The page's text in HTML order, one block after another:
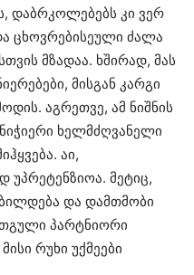
დაბრკოლებებს კი ვერ
ცხოვრებისეული ძალა
მზადაა. ხშირად, მას
მისგან კარგი
აგრეთვე, ამ ნიშნის
ხელმძღვანელი
აი,
უპრეტენზიოა. მეტიც,
და დამთმობი
პარტნიორი
რუხი უქმეები